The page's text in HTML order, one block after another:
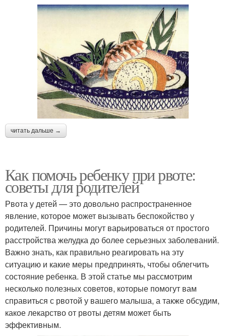
читать дальше →
Как помочь ребенку при рвоте:
советы для родителей
Рвота у детей — это довольно распространенное
явление, которое может вызывать беспокойство у
родителей. Причины могут варьироваться от простого
расстройства желудка до более серьезных заболеваний.
Важно знать, как правильно реагировать на эту
ситуацию и какие меры предпринять, чтобы облегчить
состояние ребенка. В этой статье мы рассмотрим
несколько полезных советов, которые помогут вам
справиться с рвотой у вашего малыша, а также обсудим,
какое лекарство от рвоты детям может быть
эффективным.